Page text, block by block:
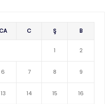
CA C Ş B
1 2
6 7 8 9
13 14 15 16